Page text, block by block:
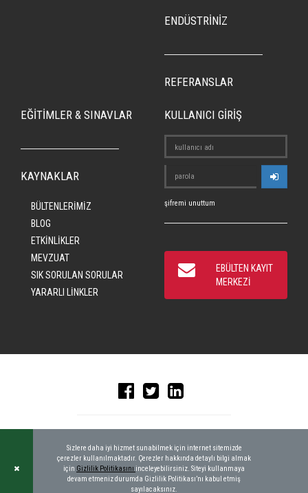
ENDÜSTRİNİZ
REFERANSLAR
EĞİTİMLER & SINAVLAR
KAYNAKLAR
BÜLTENLERİMİZ
BLOG
ETKİNLİKLER
MEVZUAT
SIK SORULAN SORULAR
YARARLI LİNKLER
KULLANICI GİRİŞ
şifremi unuttum
EBÜLTEN KAYIT
MERKEZİ
Sizlere daha iyi hizmet sunabilmek için internet sitemizde
çerezler kullanılmaktadır. Çerezler hakkında detaylı bilgi almak
için Gizlilik Politikasını inceleyebilirsiniz. Siteyi kullanmaya
devam etmeniz durumda Gizlilik Politikası’nı kabul etmiş
sayılacaksınız.